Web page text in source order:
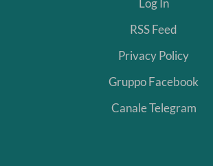
Log In
RSS Feed
Privacy Policy
Gruppo Facebook
Canale Telegram